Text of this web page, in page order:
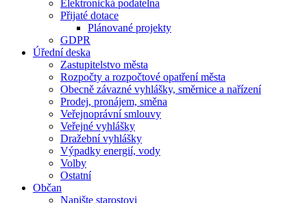
Elektronická podatelna
Přijaté dotace
Plánované projekty
GDPR
Úřední deska
Zastupitelstvo města
Rozpočty a rozpočtové opatření města
Obecně závazné vyhlášky, směrnice a nařízení
Prodej, pronájem, směna
Veřejnoprávní smlouvy
Veřejné vyhlášky
Dražební vyhlášky
Výpadky energií, vody
Volby
Ostatní
Občan
Napište starostovi